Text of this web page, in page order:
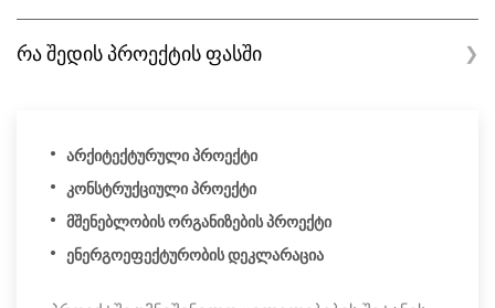
რა შედის პროექტის ფასში ❯
არქიტექტურული პროექტი
კონსტრუქციული პროექტი
მშენებლობის ორგანიზების პროექტი
ენერგოეფექტურობის დეკლარაცია